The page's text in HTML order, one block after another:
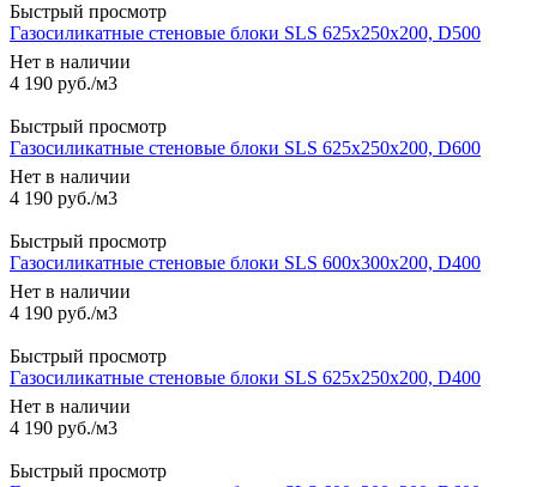
Быстрый просмотр
Газосиликатные стеновые блоки SLS 625х250х200, D500
Нет в наличии
4 190 руб./м3
Быстрый просмотр
Газосиликатные стеновые блоки SLS 625х250х200, D600
Нет в наличии
4 190 руб./м3
Быстрый просмотр
Газосиликатные стеновые блоки SLS 600х300х200, D400
Нет в наличии
4 190 руб./м3
Быстрый просмотр
Газосиликатные стеновые блоки SLS 625х250х200, D400
Нет в наличии
4 190 руб./м3
Быстрый просмотр